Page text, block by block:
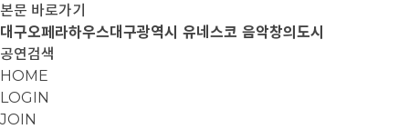
본문 바로가기
대구오페라하우스대구광역시 유네스코 음악창의도시
공연검색
HOME
LOGIN
JOIN